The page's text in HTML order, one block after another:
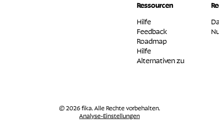
Ressourcen
Hilfe
Feedback
Roadmap
Hilfe
Alternativen zu
© 2026 fika. Alle Rechte vorbehalten.
Analyse-Einstellungen